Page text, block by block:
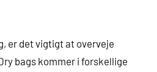
er det vigtigt at overveje
bags kommer i forskellige